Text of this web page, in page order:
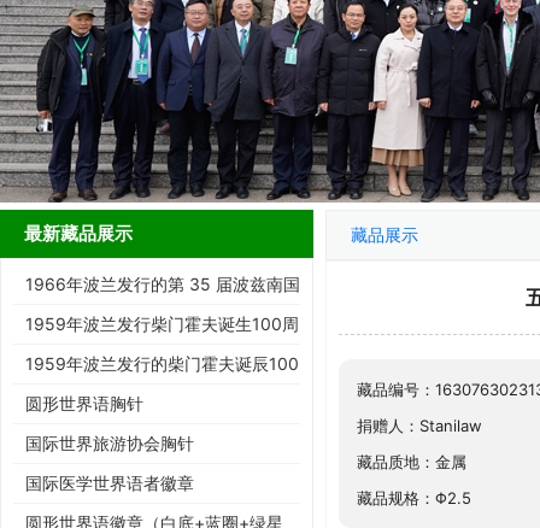
最新藏品展示
1966年波兰发行的第 35 届波兹南国
际博览会纪念邮票
1959年波兰发行柴门霍夫诞生100周
年纪念邮票
1959年波兰发行的柴门霍夫诞辰100
周年纪念邮票
圆形世界语胸针
国际世界旅游协会胸针
国际医学世界语者徽章
圆形世界语徽章（白底+蓝圈+绿星
藏品展示
藏品编号：
捐赠人：Stanilaw
藏品质地：金属
藏品规格：Φ2.5